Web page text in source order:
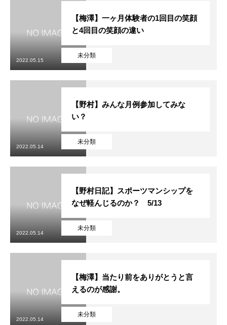
未分類
【梅澤】一ヶ月体験者の1回目の笑顔
と4回目の笑顔の違い
2022.05.15
未分類
【野村】みんな月例参加してみな
い？
2022.05.14
未分類
【野村日記】スポーツマンシップを
なぜ軽んじるのか？ 5/13
2022.05.14
未分類
【梅澤】当たり前をありがとうと言
えるのが感謝。
2022.05.14